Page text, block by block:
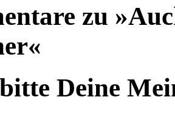
zu
Deine